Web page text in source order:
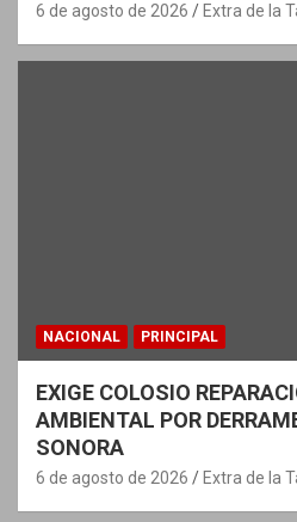
6 de agosto de 2026 Extra de la
NACIONAL PRINCIPAL
EXIGE COLOSIO
AMBIENTAL POR
SONORA
6 de agosto de 2026 Extra de la